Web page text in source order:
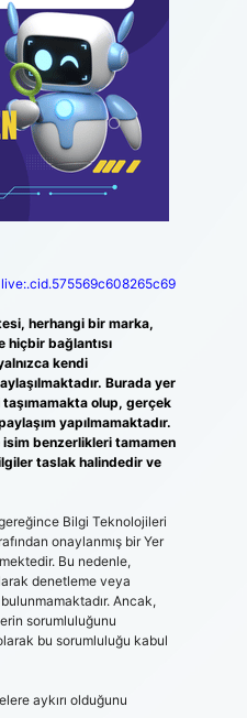
herhangi bir marka,
hiçbir bağlantısı
kendi
Burada yer
olup, gerçek
yapılmamaktadır.
benzerlikleri tamamen
taslak halindedir ve
Bilgi Teknolojileri
onaylanmış bir Yer
Bu nedenle,
denetleme veya
Ancak,
sorumluluğunu
bu sorumluluğu kabul
aykırı olduğunu